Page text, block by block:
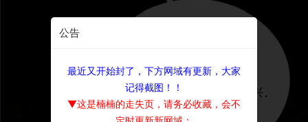
公告
最近又开始封了，下方网域有更新，大家
记得截图！！
▼这是楠楠的走失页，请务必收藏，会不